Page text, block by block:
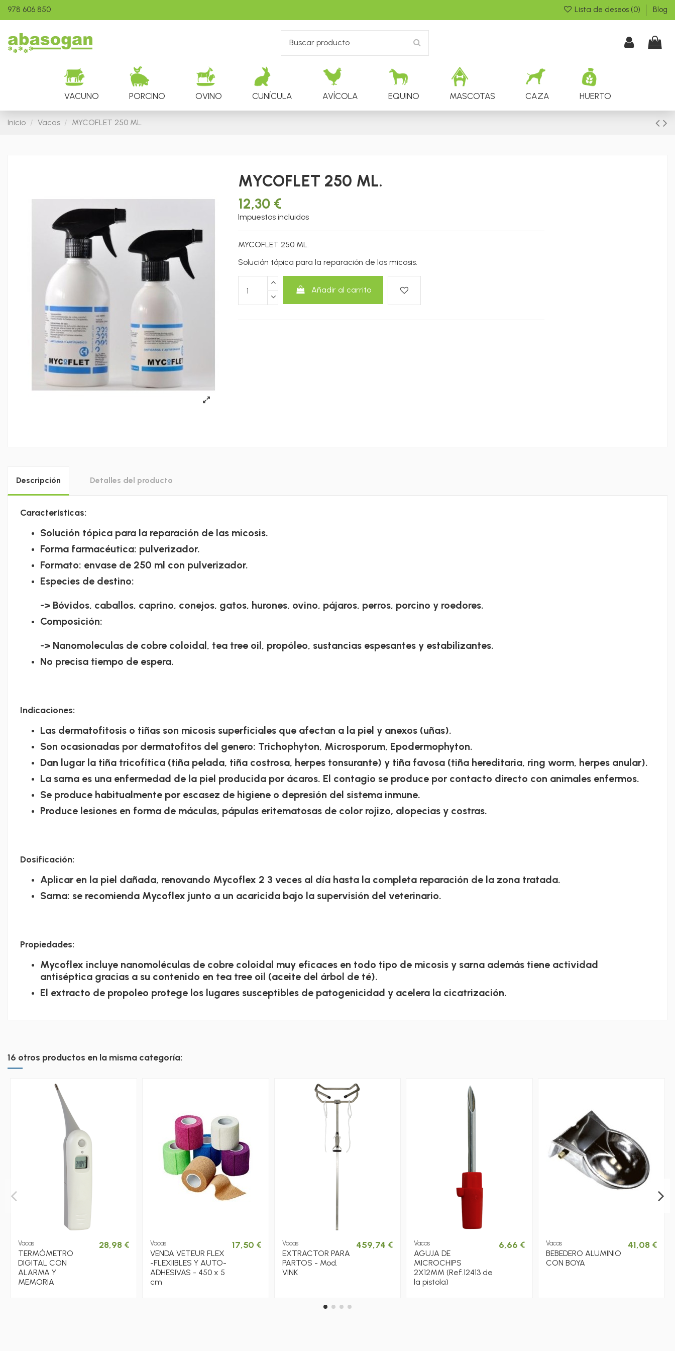
978 606 850 Lista de deseos (0) Blog
VACUNO PORCINO OVINO CUNÍCULA AVÍCOLA EQUINO MASCOTAS CAZA HUERTO
Inicio Vacas MYCOFLET 250 ML.
MYCOFLET 250 ML.
12,30 €
Impuestos incluidos
MYCOFLET 250 ML.
Solución tópica para la reparación de las micosis.
Añadir al carrito
Descripción Detalles del producto
Características:
Solución tópica para la reparación de las micosis.
Forma farmacéutica: pulverizador.
Formato: envase de 250 ml con pulverizador.
Especies de destino:
-> Bóvidos, caballos, caprino, conejos, gatos, hurones, ovino, pájaros, perros, porcino y roedores.
Composición:
-> Nanomoleculas de cobre coloidal, tea tree oil, propóleo, sustancias espesantes y estabilizantes.
No precisa tiempo de espera.
Indicaciones:
Las dermatofitosis o tiñas son micosis superficiales que afectan a la piel y anexos (uñas).
Son ocasionadas por dermatofitos del genero: Trichophyton, Microsporum, Epodermophyton.
Dan lugar la tiña tricofítica (tiña pelada, tiña costrosa, herpes tonsurante) y tiña favosa (tiña hereditaria, ring worm, herpes anular).
La sarna es una enfermedad de la piel producida por ácaros. El contagio se produce por contacto directo con animales enfermos.
Se produce habitualmente por escasez de higiene o depresión del sistema inmune.
Produce lesiones en forma de máculas, pápulas eritematosas de color rojizo, alopecias y costras.
Dosificación:
Aplicar en la piel dañada, renovando Mycoflex 2 3 veces al día hasta la completa reparación de la zona tratada.
Sarna: se recomienda Mycoflex junto a un acaricida bajo la supervisión del veterinario.
Propiedades:
Mycoflex incluye nanomoléculas de cobre coloidal muy eficaces en todo tipo de micosis y sarna además tiene actividad
antiséptica gracias a su contenido en tea tree oil (aceite del árbol de té).
El extracto de propoleo protege los lugares susceptibles de patogenicidad y acelera la cicatrización.
16 otros productos en la misma categoría:
Vacas
TERMÓMETRO
DIGITAL CON
ALARMA Y
MEMORIA
28,98 € Vacas
VENDA VETEUR FLEX
-FLEXIIBLES Y AUTO-
ADHESIVAS - 450 x 5
cm
17,50 € Vacas
EXTRACTOR PARA
PARTOS - Mod.
VINK
459,74 € Vacas
AGUJA DE
MICROCHIPS
2X12MM (Ref.12413 de
la pistola)
6,66 € Vacas
BEBEDERO ALUMINIO
CON BOYA
41,08 €